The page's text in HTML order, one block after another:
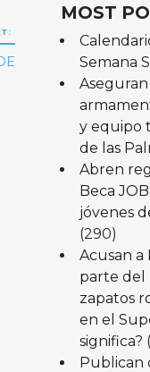
MOST
Semana
y equipo
de las
Abren
Beca
jóvenes
(290)
Acusan a
parte del
zapatos
en el
significa?
Publican